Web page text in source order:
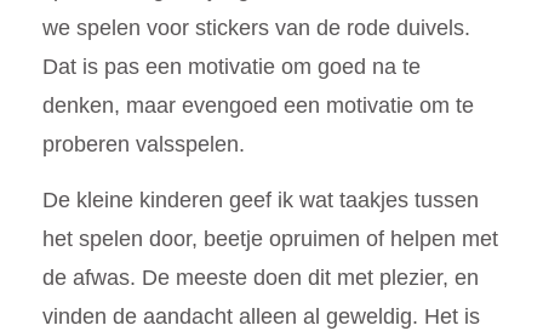
we spelen voor stickers van de rode duivels.
Dat is pas een motivatie om goed na te
denken, maar evengoed een motivatie om te
proberen valsspelen.
De kleine kinderen geef ik wat taakjes tussen
het spelen door, beetje opruimen of helpen met
de afwas. De meeste doen dit met plezier, en
vinden de aandacht alleen al geweldig. Het is